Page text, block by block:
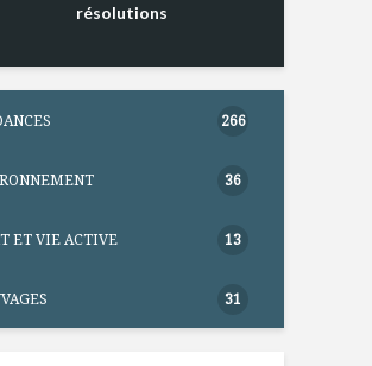
résolutions
266
36
ET VIE ACTIVE 13
31